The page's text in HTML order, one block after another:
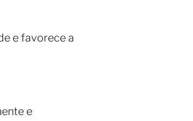
e favorece a
e